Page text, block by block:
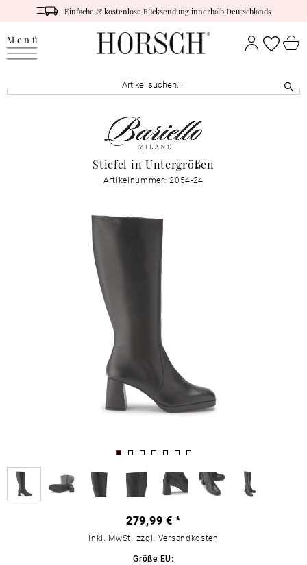
Einfache & kostenlose Rücksendung innerhalb Deutschlands
Menü
Stiefel in Untergrößen
Artikelnummer: 2054-24
279,99 € *
inkl. MwSt. zzgl. Versandkosten
Größe EU: